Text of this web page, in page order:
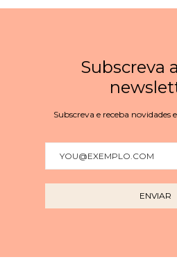
Subscreva
Subscreva e receba novidades